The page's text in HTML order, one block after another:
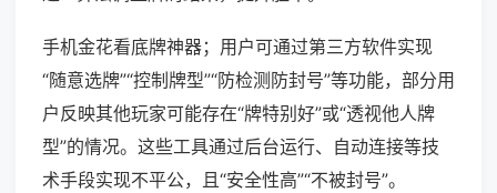
手机金花看底牌神器；用户可通过第三方软件实现
“随意选牌”“控制牌型”“防检测防封号”等功能，部分用
户反映其他玩家可能存在“牌特别好”或“透视他人牌
型”的情况。这些工具通过后台运行、自动连接等技
术手段实现不平公，且“安全性高”“不被封号”。